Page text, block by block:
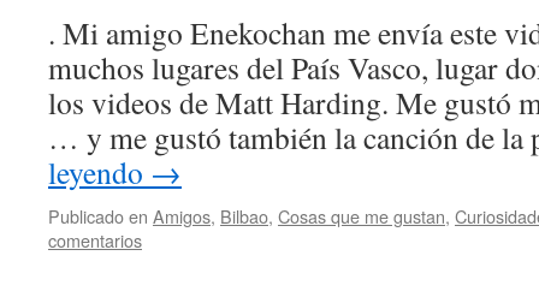
. Mi amigo Enekochan me envía este
muchos lugares del País Vasco, lugar
los videos de Matt Harding. Me gustó
… y me gustó también la canción de
leyendo →
Publicado en Amigos, Bilbao, Cosas que me gustan,
comentarios